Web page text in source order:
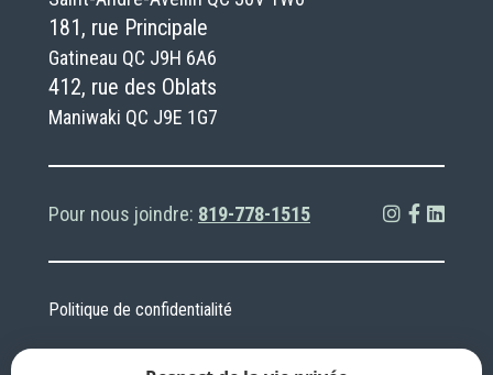
181, rue Principale
Gatineau QC J9H 6A6
412, rue des Oblats
Maniwaki QC J9E 1G7
Pour nous joindre: 819-778-1515
Politique de confidentialité
PLAN DU SITE